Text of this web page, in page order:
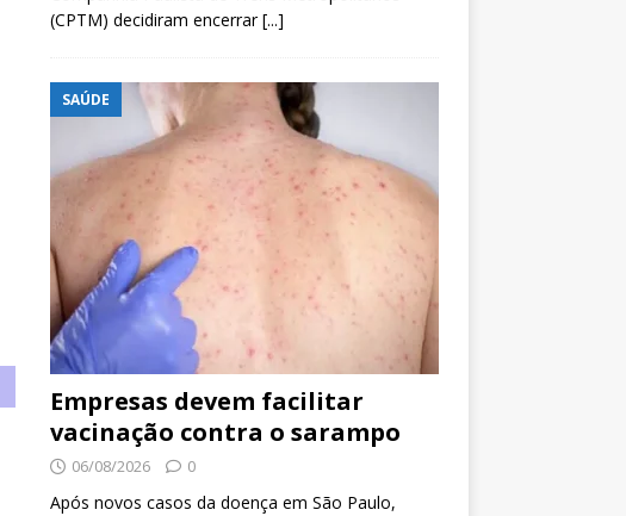
(CPTM) decidiram encerrar[...]
SAÚDE
Empresas devem facilitar
vacinação contra o sarampo
06/08/2026 0
Após novos casos da doença em São Paulo,